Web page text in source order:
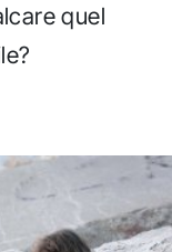
quel